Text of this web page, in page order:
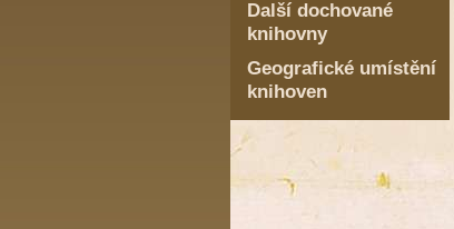
Další dochované
knihovny
Geografické umístění
knihoven